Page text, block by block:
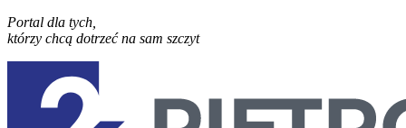
Portal dla tych,
którzy chcą dotrzeć na sam szczyt